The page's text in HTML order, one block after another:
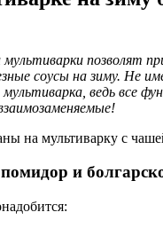
мультиварки позволят
соусы на зиму. Не
ведь все
на мультиварку с
и